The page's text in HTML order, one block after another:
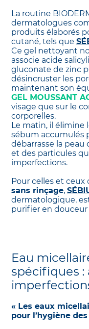
La routine
dermatologues
produits élaborés
cutané, tels que
Ce gel nettoyant
associe acide
gluconate de zinc
désincruster les
maintenant son
GEL MOUSSANT
visage que sur le
corporelles.
Le matin, il élimine
sébum accumulés
débarrasse la
et des particules
imperfections.
Pour celles et
sans rinçage,
dermatologique,
purifier en douceur
Eau
spécifiques :
« Les eaux
pour l’hygiène